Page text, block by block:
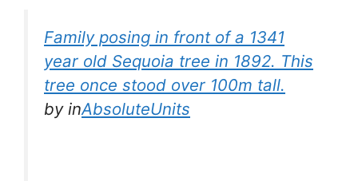
Family posing in front of a 1341
year old Sequoia tree in 1892. This
tree once stood over 100m tall.
byinAbsoluteUnits